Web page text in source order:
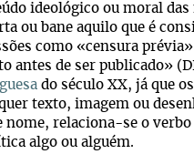
ideológico ou moral
ou bane aquilo que é
como «censura
antes de ser publicado»
do século XX, já que
texto, imagem ou
nome, relaciona-se o verbo
algo ou alguém.